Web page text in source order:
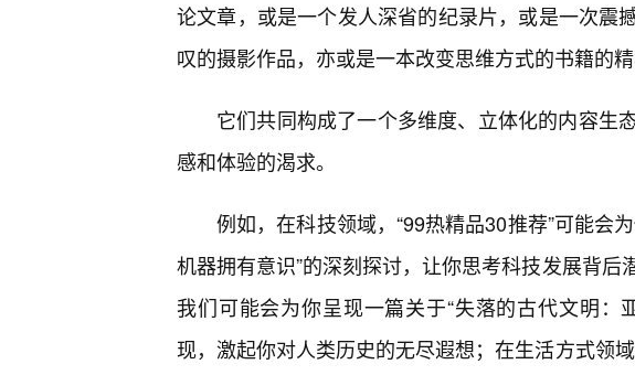
论文章，或是一个发人深省的纪录片，或是一次震
叹的摄影作品，亦或是一本改变思维方式的书籍的精
它们共同构成了一个多维度、立体化的内容生
感和体验的渴求。
例如，在科技领域，“99热精品30推荐”可能会
机器拥有意识”的深刻探讨，让你思考科技发展背后
我们可能会为你呈现一篇关于“失落的古代文明：
现，激起你对人类历史的无尽遐想；在生活方式领